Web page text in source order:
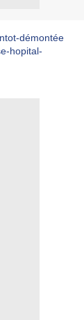
démontée
hopital-